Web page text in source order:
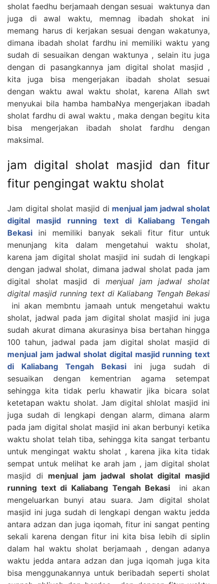
sholat faedhu berjamaah dengan sesuai waktunya dan
juga di awal waktu, memnag ibadah shokat ini
memang harus di kerjakan sesuai dengan wakatunya,
dimana ibadah sholat fardhu ini memiliki waktu yang
sudah di sesuaikan dengan waktunya , selain itu juga
dengan di pasangkannya jam digital sholat masjid ,
kita juga bisa mengerjakan ibadah sholat sesuai
dengan waktu awal waktu sholat, karena Allah swt
menyukai bila hamba hambaNya mengerjakan ibadah
sholat fardhu di awal waktu , maka dengan begitu kita
bisa mengerjakan ibadah sholat fardhu dengan
maksimal.
jam digital sholat masjid dan fitur
fitur pengingat waktu sholat
Jam digital sholat masjid di menjual jam jadwal sholat
digital masjid running text di Kaliabang Tengah
Bekasi ini memiliki banyak sekali fitur fitur untuk
menunjang kita dalam mengetahui waktu sholat,
karena jam digital sholat masjid ini sudah di lengkapi
dengan jadwal sholat, dimana jadwal sholat pada jam
digital sholat masjid di menjual jam jadwal sholat
digital masjid running text di Kaliabang Tengah Bekasi
ini akan membntu jamaah untuk mengetahui waktu
sholat, jadwal pada jam digital sholat masjid ini juga
sudah akurat dimana akurasinya bisa bertahan hingga
100 tahun, jadwal pada jam digital sholat masjid di
menjual jam jadwal sholat digital masjid running text
di Kaliabang Tengah Bekasi ini juga sudah di
sesuaikan dengan kementrian agama setempat
sehingga kita tidak perlu khawatir jika bicara solat
ketetapan waktu sholat. Jam digital shlolat masjid ini
juga sudah di lengkapi dengan alarm, dimana alarm
pada jam digital sholat masjid ini akan berbunyi ketika
waktu sholat telah tiba, sehingga kita sangat terbantu
untuk mengingat waktu sholat , karena jika kita tidak
sempat untuk melihat ke arah jam , jam digital sholat
masjid di menjual jam jadwal sholat digital masjid
running text di Kaliabang Tengah Bekasi ini akan
mengeluarkan bunyi atau suara. Jam digital sholat
masjid ini juga sudah di lengkapi dengan waktu jedda
antara adzan dan juga iqomah, fitur ini sangat penting
sekali karena dengan fitur ini kita bisa lebih di siplin
dalam hal waktu sholat berjamaah , dengan adanya
waktu jedda antara adzan dan juga iqomah juga kita
bisa menggunakannya untuk beribadah seperti sholat